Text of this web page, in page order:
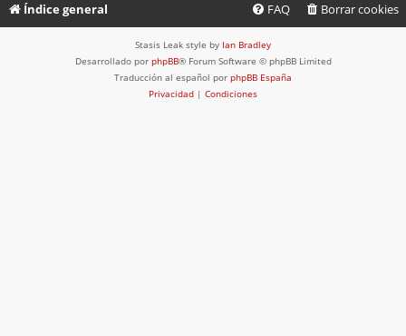
Índice general Borrar cookies
FAQ
Stasis Leak style by Ian Bradley
Desarrollado por phpBB® Forum Software © phpBB Limited
Traducción al español por phpBB España
Privacidad | Condiciones